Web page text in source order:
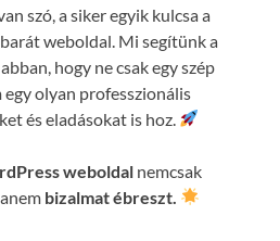
szó, a siker egyik kulcsa a
weboldal. Mi segítünk a
hogy ne csak egy szép
olyan professzionális
és eladásokat is hoz.
weboldal nemcsak
bizalmat ébreszt.